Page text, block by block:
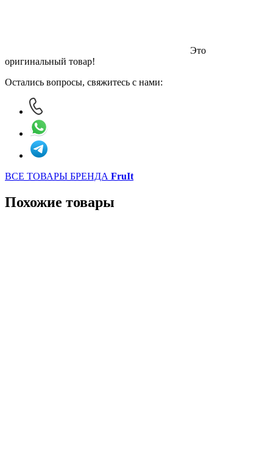
Это
оригинальный товар!
Остались вопросы, свяжитесь с нами:
ВСЕ ТОВАРЫ БРЕНДА FruIt
Похожие товары